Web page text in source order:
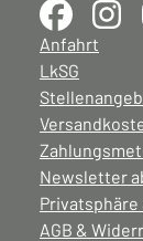
Anfahrt
LkSG
Newsletter
AGB &